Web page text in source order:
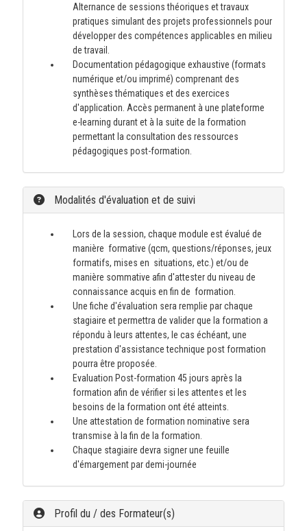
Alternance de sessions théoriques et travaux
pratiques simulant des projets professionnels pour
développer des compétences applicables en milieu
de travail.
Documentation pédagogique exhaustive (formats
numérique et/ou imprimé) comprenant des
synthèses thématiques et des exercices
d'application. Accès permanent à une plateforme
e-learning durant et à la suite de la formation
permettant la consultation des ressources
pédagogiques post-formation.
Modalités d'évaluation et de suivi
Lors de la session, chaque module est évalué de
manière formative (qcm, questions/réponses, jeux
formatifs, mises en situations, etc.) et/ou de
manière sommative afin d'attester du niveau de
connaissance acquis en fin de formation.
Une fiche d'évaluation sera remplie par chaque
stagiaire et permettra de valider que la formation a
répondu à leurs attentes, le cas échéant, une
prestation d'assistance technique post formation
pourra être proposée.
Evaluation Post-formation 45 jours après la
formation afin de vérifier si les attentes et les
besoins de la formation ont été atteints.
Une attestation de formation nominative sera
transmise à la fin de la formation.
Chaque stagiaire devra signer une feuille
d'émargement par demi-journée
Profil du / des Formateur(s)